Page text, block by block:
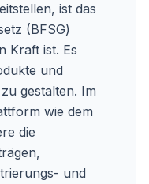
ist das
(BFSG)
Kraft ist. Es
und
gestalten. Im
wie dem
die
und